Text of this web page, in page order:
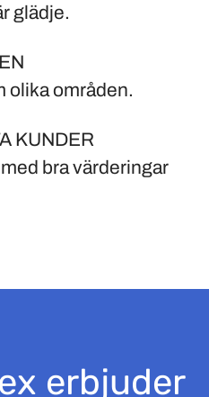
glädje.
olika områden.
KUNDER
bra värderingar
erbjuder